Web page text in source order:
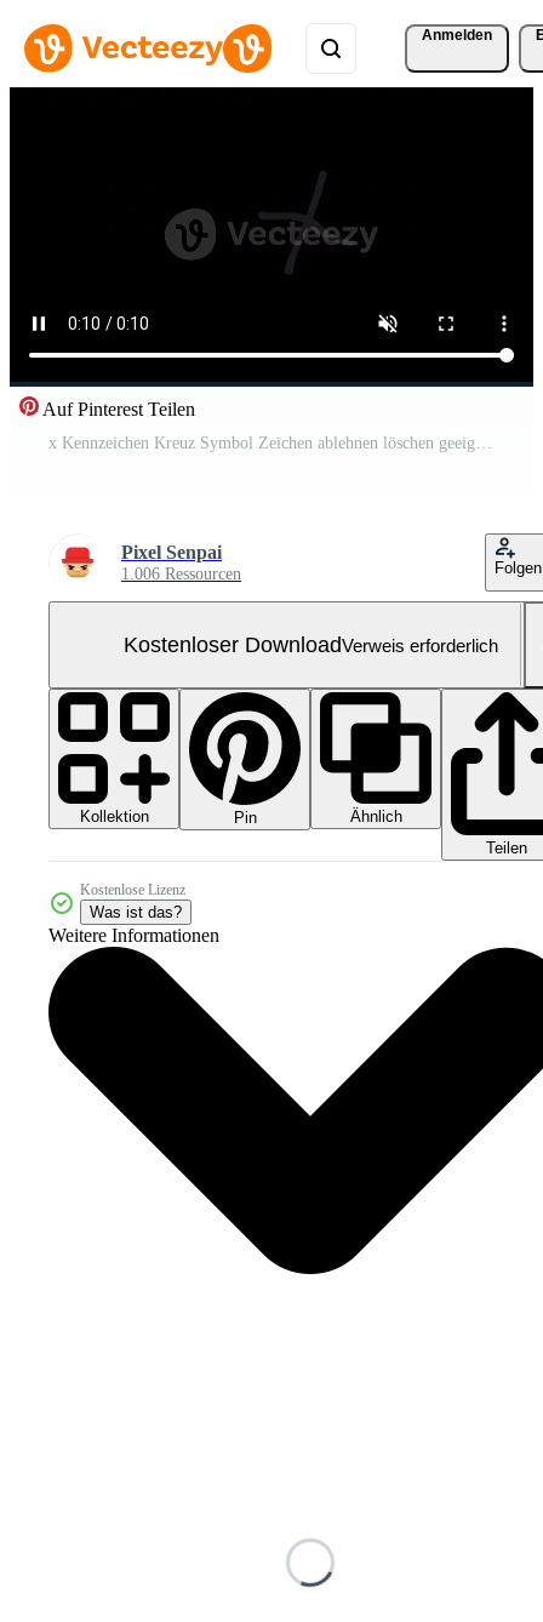
Anmelden
Auf Pinterest Teilen
x Kennzeichen Kreuz Symbol Zeichen ablehnen löschen geeignet zum Anzeige Fehler, Ablehnung, Stornierung, oder falsch Auswahl im verschiedene Anwendungen Kostenloses Video
Pixel Senpai
1.006 Ressourcen Folgen
Kostenloser DownloadVerweis erforderlich
Kollektion Pin
Ähnlich
Teilen
Kostenlose Lizenz
Was ist das?
Weitere Informationen